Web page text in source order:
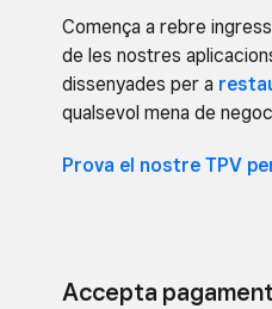
Comença a rebre
de les nostres
dissenyades per a
qualsevol mena de
Prova el nostre TPV
Accepta